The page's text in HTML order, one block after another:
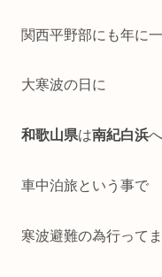
関西平野部にも年に
大寒波の日に
和歌山県は南紀白浜へ
車中泊旅という事で
寒波避難の為行って